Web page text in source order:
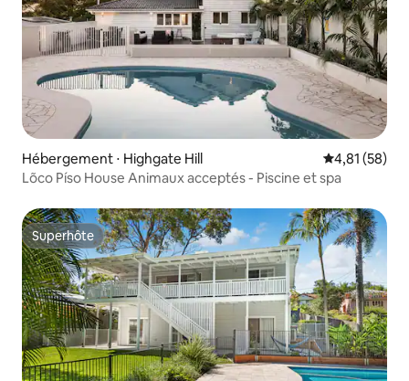
Hébergement ⋅ Highgate Hill Évaluation
4,81 (58)
Lõco Píso House Animaux acceptés - Piscine et spa
Superhôte
Superhôte